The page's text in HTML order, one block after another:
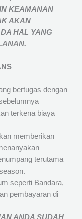
KEAMANAN
AKAN
HAL YANG
.
bertugas dengan
terkena biaya
memberikan
terutama
seperti Bandara,
pembayaran di